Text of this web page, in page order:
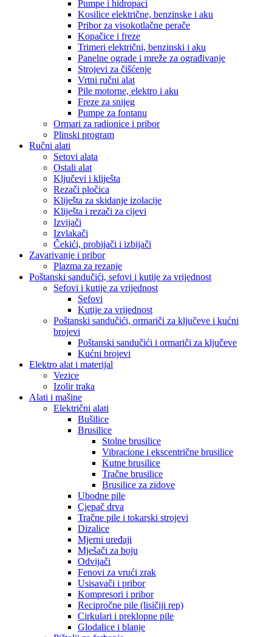
Pumpe i hidropaci
Kosilice električne, benzinske i aku
Pribor za visokotlačne perače
Kopačice i freze
Trimeri električni, benzinski i aku
Panelne ograde i mreže za ograđivanje
Strojevi za čišćenje
Vrtni ručni alat
Pile motorne, elektro i aku
Freze za snijeg
Pumpe za fontanu
Ormari za radionice i pribor
Plinski program
Ručni alati
Setovi alata
Ostali alat
Ključevi i kliješta
Rezači pločica
Kliješta za skidanje izolacije
Kliješta i rezači za cijevi
Izvijači
Izvlakači
Čekići, probijači i izbijači
Zavarivanje i pribor
Plazma za rezanje
Poštanski sandučići, sefovi i kutije za vrijednost
Sefovi i kutije za vrijednost
Sefovi
Kutije za vrijednost
Poštanski sandučići, ormariči za ključeve i kućni
brojevi
Poštanski sandučići i ormariči za ključeve
Kućni brojevi
Elektro alat i materijal
Vezice
Izolir traka
Alati i mašine
Električni alati
Bušilice
Brusilice
Stolne brusilice
Vibracione i ekscentrične brusilice
Kutne brusilice
Tračne brusilice
Brusilice za zidove
Ubodne pile
Cjepač drva
Tračne pile i tokarski strojevi
Dizalice
Mjerni uređaji
Mješači za boju
Odvijači
Fenovi za vrući zrak
Usisavači i pribor
Kompresori i pribor
Recipročne pile (lisičiji rep)
Cirkulari i preklopne pile
Glodalice i blanje